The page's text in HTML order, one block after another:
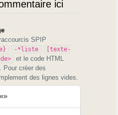
ici
SPIP
-*liste
[texte-
et le code HTML
. Pour créer des
des lignes vides.